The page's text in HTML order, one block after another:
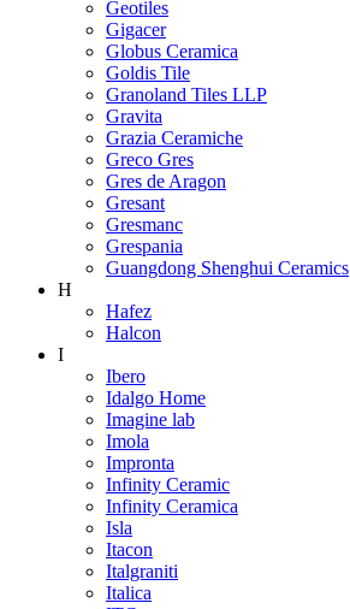
Geotiles
Gigacer
Globus Ceramica
Goldis Tile
Granoland Tiles LLP
Gravita
Grazia Ceramiche
Greco Gres
Gres de Aragon
Gresant
Gresmanc
Grespania
Guangdong Shenghui Ceramics
H
Hafez
Halcon
I
Ibero
Idalgo Home
Imagine lab
Imola
Impronta
Infinity Ceramic
Infinity Ceramica
Isla
Itacon
Italgraniti
Italica